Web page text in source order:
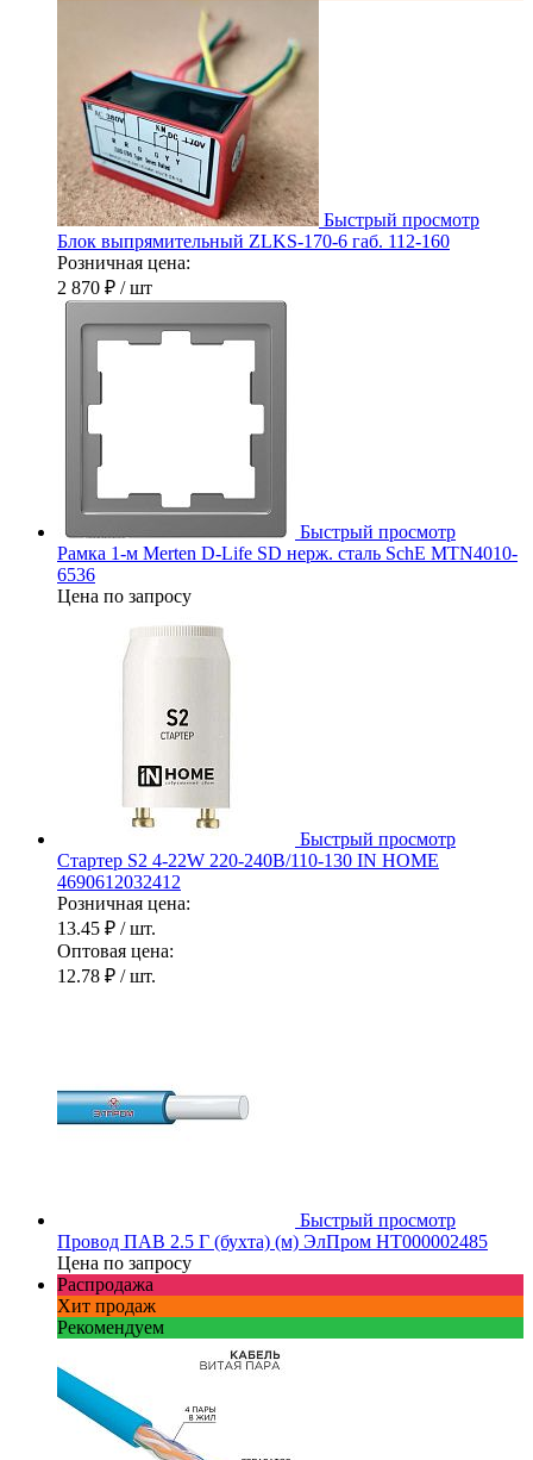
Быстрый просмотр
Блок выпрямительный ZLKS-170-6 габ. 112-160
Розничная цена:
2 870 ₽ / шт
Быстрый просмотр
Рамка 1-м Merten D-Life SD нерж. сталь SchE MTN4010-
6536
Цена по запросу
Быстрый просмотр
Стартер S2 4-22W 220-240В/110-130 IN HOME
4690612032412
Розничная цена:
13.45 ₽ / шт.
Оптовая цена:
12.78 ₽ / шт.
Быстрый просмотр
Провод ПАВ 2.5 Г (бухта) (м) ЭлПром НТ000002485
Цена по запросу
Распродажа
Хит продаж
Рекомендуем